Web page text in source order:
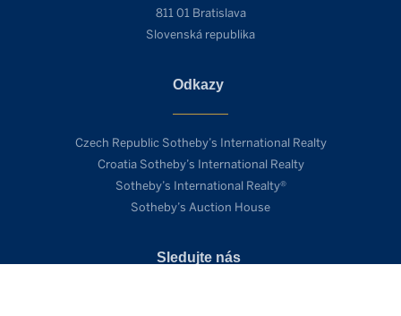
811 01 Bratislava
Slovenská republika
Odkazy
Czech Republic Sotheby’s International Realty
Croatia Sotheby’s International Realty
Sotheby’s International Realty®
Sotheby’s Auction House
Sledujte nás